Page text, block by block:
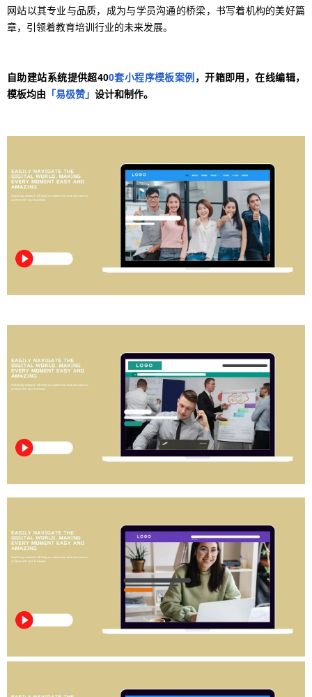
网站以其专业与品质，成为与学员沟通的桥梁，书写着机构的美好篇
章，引领着教育培训行业的未来发展。
自助建站系统提供超400套小程序模板案例 ，开箱即用，在线编辑，
模板均由 「易极赞」 设计和制作。